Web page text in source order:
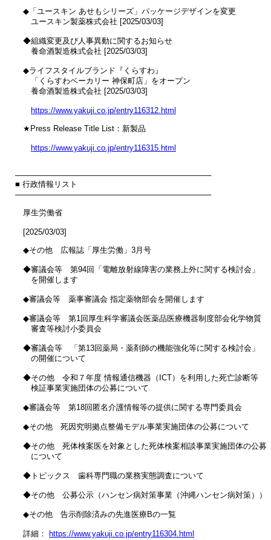
◆「ユースキン あせもシリーズ」パッケージデザインを変更
ユースキン製薬株式会社 [2025/03/03]
◆組織変更及び人事異動に関するお知らせ
養命酒製造株式会社 [2025/03/03]
◆ライフスタイルブランド『くらすわ』
「くらすわベーカリー 神保町店」をオープン
養命酒製造株式会社 [2025/03/03]
https://www.yakuji.co.jp/entry116312.html
★Press Release Title List：新製品
https://www.yakuji.co.jp/entry116315.html
────────────────────────────────────
■ 行政情報リスト
────────────────────────────────────
厚生労働省
[2025/03/03]
◆その他　広報誌「厚生労働」3月号
◆審議会等　第94回「電離放射線障害の業務上外に関する検討会」
を開催します
◆審議会等　薬事審議会 指定薬物部会を開催します
◆審議会等　第1回厚生科学審議会医薬品医療機器制度部会化学物質
審査等検討小委員会
◆審議会等　「第13回薬局・薬剤師の機能強化等に関する検討会」
の開催について
◆その他　令和７年度 情報通信機器（ICT）を利用した死亡診断等
検証事業実施団体の公募について
◆審議会等　第18回匿名介護情報等の提供に関する専門委員会
◆その他　死因究明拠点整備モデル事業実施団体の公募について
◆その他　死体検案医を対象とした死体検案相談事業実施団体の公募
について
◆トピックス　歯科専門職の業務実態調査について
◆その他　公募公示（ハンセン病対策事業（沖縄ハンセン病対策））
◆その他　告示削除済みの先進医療Bの一覧
詳細： https://www.yakuji.co.jp/entry116304.html